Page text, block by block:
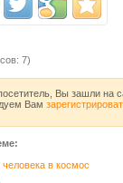
7)
Вы зашли на
Вам
в космос